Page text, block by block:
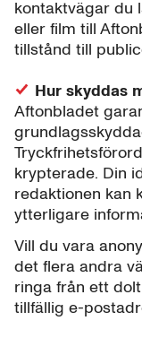
kontaktvägar du
eller film till
tillstånd till
Hur skyddas
Aftonbladet
krypterade. Din
redaktionen kan
ytterligare
Vill du vara
det flera andra
ringa från ett
tillfällig e-